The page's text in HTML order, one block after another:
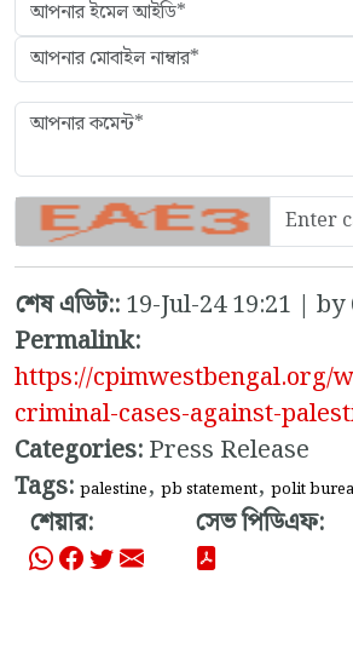
শেষ এডিট::19-Jul-24 19:21 | by
Permalink:
https://cpimwestbengal.org/
criminal-cases-against-
Categories:Press Release
Tags: palestine, pb statement, polit
শেয়ার: সেভ পিডিএফ: